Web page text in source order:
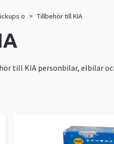
o Tillbehör till KIA
till KIA personbilar, elbilar